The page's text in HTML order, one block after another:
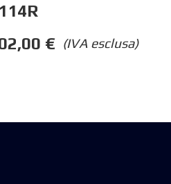
(IVA esclusa)
€